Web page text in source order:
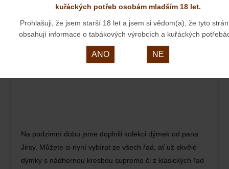
01. 09. 2025
Na podzimní dobu jsme doplnili kolekci dýmek od pana
Jirsy. Můžete si nyní vybírat ze všech řad, ať už skvělé
dýmky s nádhernou kresbou supreme či z klasických řad
kuřáckých potřeb osobám mladším 18 let.
Prohlašuji, že jsem starší 18 let a jsem si vědom(a), že tyto
obsahují informace o tabákových výrobcích a kuřáckých
ANO NE